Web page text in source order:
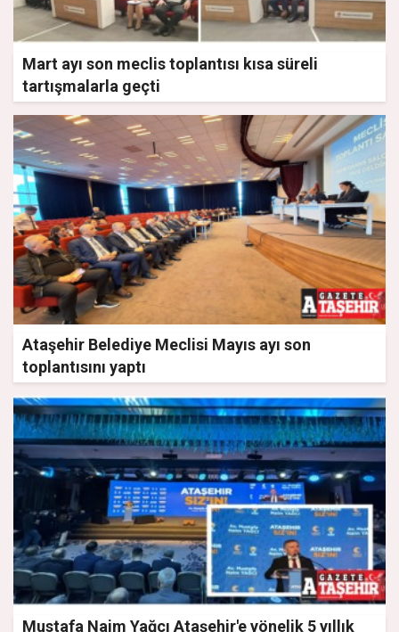
Mart ayı son meclis toplantısı kısa süreli
tartışmalarla geçti
Ataşehir Belediye Meclisi Mayıs ayı son
toplantısını yaptı
Mustafa Naim Yağcı Ataşehir'e yönelik 5 yıllık